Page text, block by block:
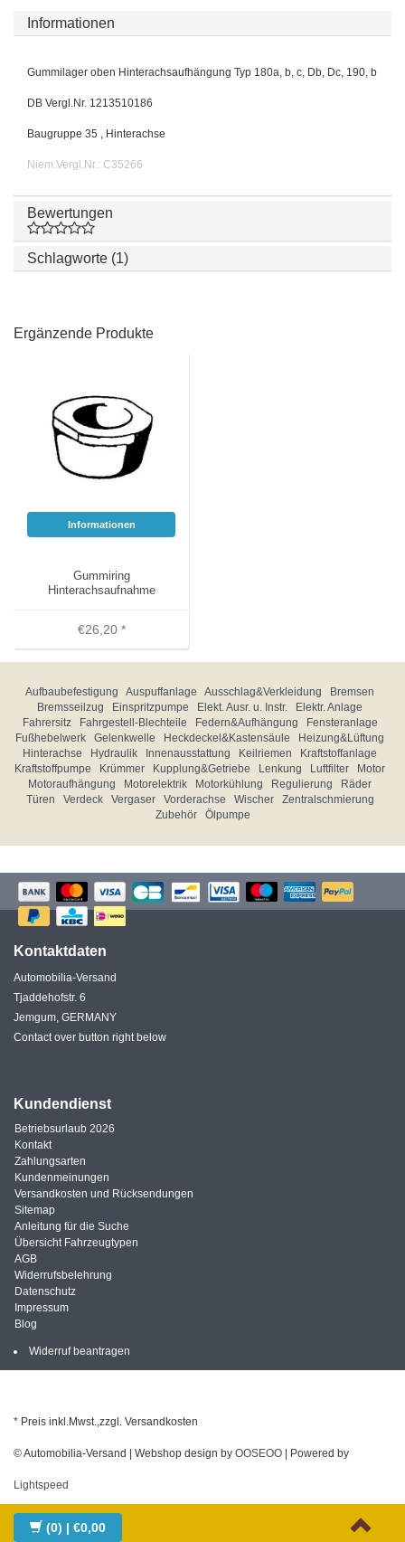
Informationen
Gummilager oben Hinterachsaufhängung Typ 180a, b, c, Db, Dc, 190, b
DB Vergl.Nr. 1213510186
Baugruppe 35 , Hinterachse
Niem.Vergl.Nr.: C35266
Bewertungen
Schlagworte (1)
Ergänzende Produkte
Informationen
Gummiring
Hinterachsaufnahme
€26,20 *
Aufbaubefestigung Auspuffanlage Ausschlag&Verkleidung
Bremsen
Bremsseilzug
Einspritzpumpe Elekt. Ausr. u. Instr.
Elektr. Anlage
Fahrersitz
Fahrgestell-Blechteile Federn&Aufhängung
Fensteranlage
Fußhebelwerk
Gelenkwelle Heckdeckel&Kastensäule
Heizung&Lüftung
Hinterachse
Hydraulik Innenausstattung Keilriemen
Kraftstoffanlage
Kraftstoffpumpe
Krümmer Kupplung&Getriebe Lenkung Luftfilter
Motor
Motoraufhängung
Motorelektrik Motorkühlung Regulierung
Räder
Türen
Verdeck Vergaser Vorderachse Wischer
Zentralschmierung
Zubehör
Ölpumpe
Kontaktdaten
Automobilia-Versand
Tjaddehofstr. 6
Jemgum, GERMANY
Contact over button right below
Kundendienst
Betriebsurlaub 2026
Kontakt
Zahlungsarten
Kundenmeinungen
Versandkosten und Rücksendungen
Sitemap
Anleitung für die Suche
Übersicht Fahrzeugtypen
AGB
Widerrufsbelehrung
Datenschutz
Impressum
Blog
Widerruf beantragen
* Preis inkl.Mwst.,zzgl. Versandkosten
© Automobilia-Versand | Webshop design by OOSEOO | Powered by
Lightspeed
(0) | €0,00